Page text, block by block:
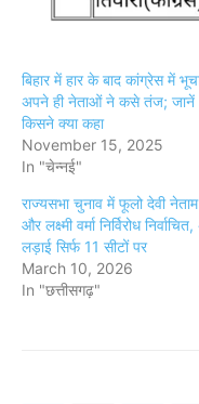
बिहार में हार के बाद कांग्रेस में
अपने ही नेताओं ने कसे तंज; जानें
किसने क्या कहा
November 15, 2025
In "चेन्नई"
राज्यसभा चुनाव में फूलो देवी नेताम
और लक्ष्मी वर्मा निर्विरोध
लड़ाई सिर्फ 11 सीटों पर
March 10, 2026
In "छत्तीसगढ़"